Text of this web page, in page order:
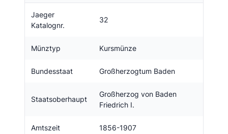
Jaeger
Katalognr.
32
Münztyp Kursmünze
Bundesstaat Großherzogtum Baden
Staatsoberhaupt
Großherzog von Baden
Friedrich I.
Amtszeit 1856-1907